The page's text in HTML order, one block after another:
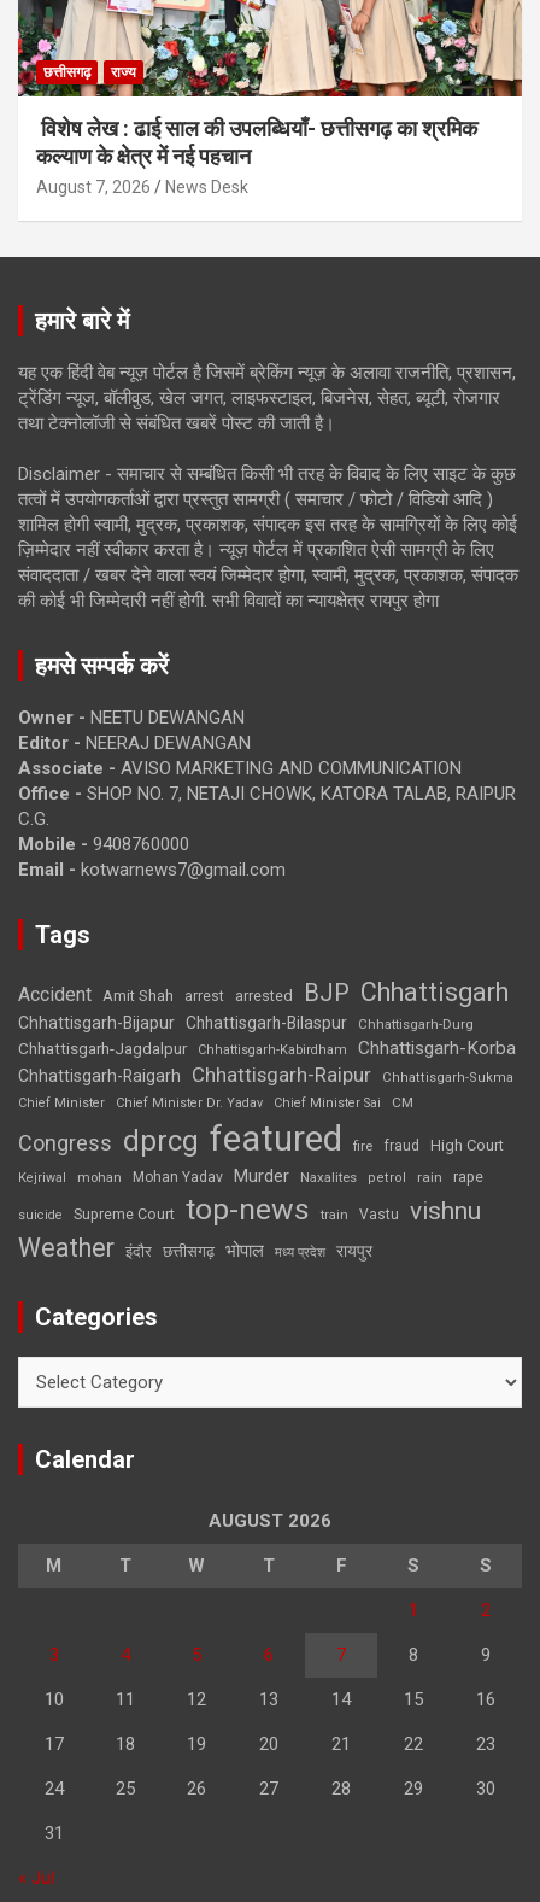
छत्तीसगढ़ राज्य
विशेष लेख : ढाई साल की उपलब्धियाँ- छत्तीसगढ़ का श्रमिक
कल्याण के क्षेत्र में नई पहचान
August 7, 2026 News Desk
हमारे बारे में
यह एक हिंदी वेब न्यूज़ पोर्टल है जिसमें ब्रेकिंग न्यूज़ के अलावा राजनीति, प्रशासन,
ट्रेंडिंग न्यूज, बॉलीवुड, खेल जगत, लाइफस्टाइल, बिजनेस, सेहत, ब्यूटी, रोजगार
तथा टेक्नोलॉजी से संबंधित खबरें पोस्ट की जाती है।
Disclaimer - समाचार से सम्बंधित किसी भी तरह के विवाद के लिए साइट के कुछ
तत्वों में उपयोगकर्ताओं द्वारा प्रस्तुत सामग्री ( समाचार / फोटो / विडियो आदि )
शामिल होगी स्वामी, मुद्रक, प्रकाशक, संपादक इस तरह के सामग्रियों के लिए कोई
ज़िम्मेदार नहीं स्वीकार करता है। न्यूज़ पोर्टल में प्रकाशित ऐसी सामग्री के लिए
संवाददाता / खबर देने वाला स्वयं जिम्मेदार होगा, स्वामी, मुद्रक, प्रकाशक, संपादक
की कोई भी जिम्मेदारी नहीं होगी. सभी विवादों का न्यायक्षेत्र रायपुर होगा
हमसे सम्पर्क करें
Owner - NEETU DEWANGAN
Editor - NEERAJ DEWANGAN
Associate - AVISO MARKETING AND COMMUNICATION
Office - SHOP NO. 7, NETAJI CHOWK, KATORA TALAB, RAIPUR
C.G.
Mobile - 9408760000
Email - kotwarnews7@gmail.com
Tags
Accident Amit Shah arrest arrested BJP Chhattisgarh
Chhattisgarh-Bijapur Chhattisgarh-Bilaspur Chhattisgarh-Durg
Chhattisgarh-Jagdalpur Chhattisgarh-Kabirdham Chhattisgarh-Korba
Chhattisgarh-Raigarh Chhattisgarh-Raipur
Chhattisgarh-Sukma
Chief Minister
Chief Minister Dr. Yadav Chief Minister Sai CM
Congress dprcg featured fire fraud High Court
Kejriwal mohan Mohan Yadav Murder Naxalites petrol rain rape
suicide Supreme Court top-news train Vastu vishnu
Weather इंदौर छत्तीसगढ़ भोपाल मध्य प्रदेश रायपुर
Categories
Calendar
AUGUST 2026
M T W T F S S
1 2
3 4 5 6 7 8 9
10 11 12 13 14 15 16
17 18 19 20 21 22 23
24 25 26 27 28 29 30
31
« Jul